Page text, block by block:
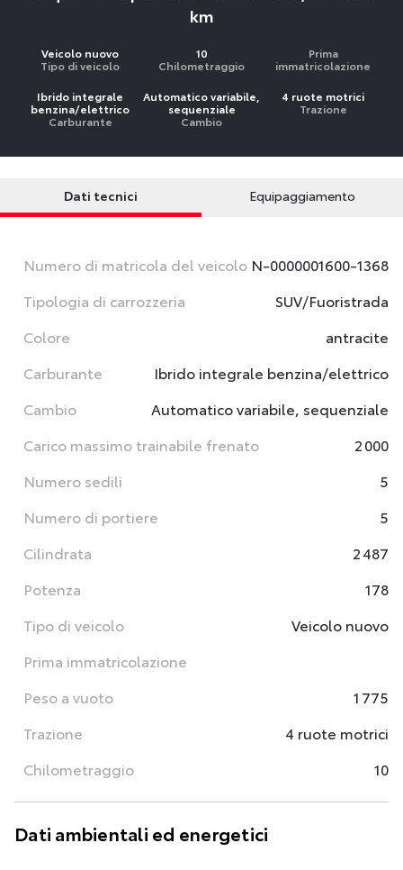
km
Veicolo nuovo
Tipo di veicolo
10
Chilometraggio
Prima
immatricolazione
Ibrido integrale
benzina/elettrico
Carburante
Automatico variabile,
sequenziale
Cambio
4 ruote motrici
Trazione
Dati tecnici Equipaggiamento
Numero di matricola del veicolo N-0000001600-1368
Tipologia di carrozzeria
SUV/Fuoristrada
Colore
antracite
Carburante
Ibrido integrale benzina/elettrico
Cambio
Automatico variabile, sequenziale
Carico massimo trainabile frenato
2 000
Numero sedili
5
Numero di portiere
5
Cilindrata
2 487
Potenza
178
Tipo di veicolo
Veicolo nuovo
Prima immatricolazione
Peso a vuoto
1 775
Trazione
4 ruote motrici
Chilometraggio
10
Dati ambientali ed energetici